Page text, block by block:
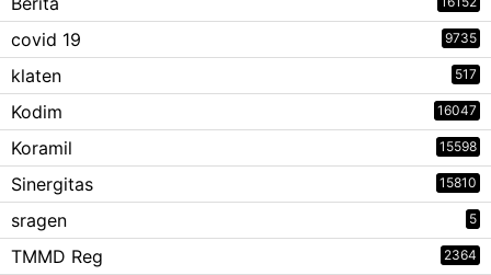
covid 19 9735
klaten 517
Kodim 16047
Koramil 15598
Sinergitas 15810
sragen 5
TMMD Reg 2364